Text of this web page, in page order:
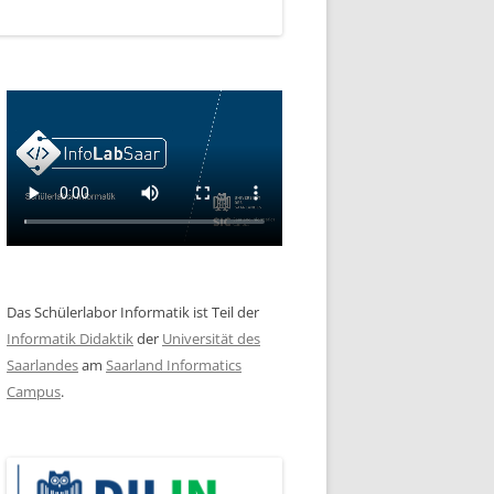
Das Schülerlabor Informatik ist Teil der
Informatik Didaktikder Universität des
Saarlandesam Saarland Informatics
Campus.